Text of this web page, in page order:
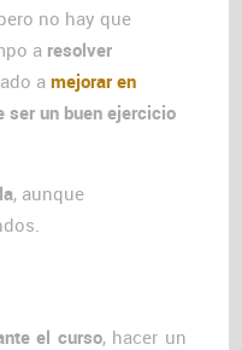
no hay que
a resolver
a mejorar en
ser un buen ejercicio
, aunque
el curso, hacer un